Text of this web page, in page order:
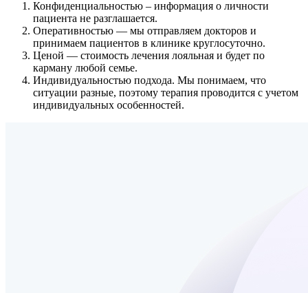
Конфиденциальностью – информация о личности
пациента не разглашается.
Оперативностью — мы отправляем докторов и
принимаем пациентов в клинике круглосуточно.
Ценой — стоимость лечения лояльная и будет по
карману любой семье.
Индивидуальностью подхода. Мы понимаем, что
ситуации разные, поэтому терапия проводится с учетом
индивидуальных особенностей.